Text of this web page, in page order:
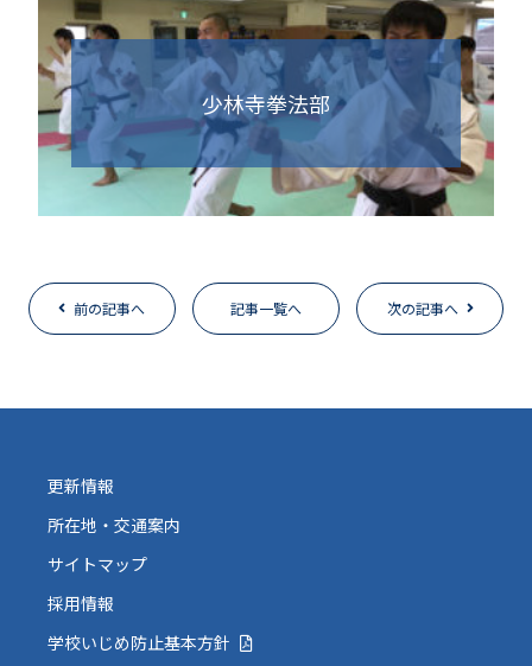
少林寺拳法部
前の記事へ 記事一覧へ 次の記事へ
更新情報
所在地・交通案内
サイトマップ
採用情報
学校いじめ防止基本方針